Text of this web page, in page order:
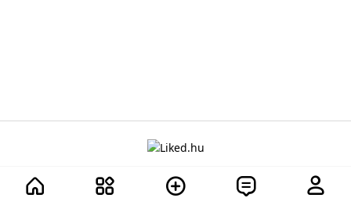
A projektről Adatvédelem Szabályzat